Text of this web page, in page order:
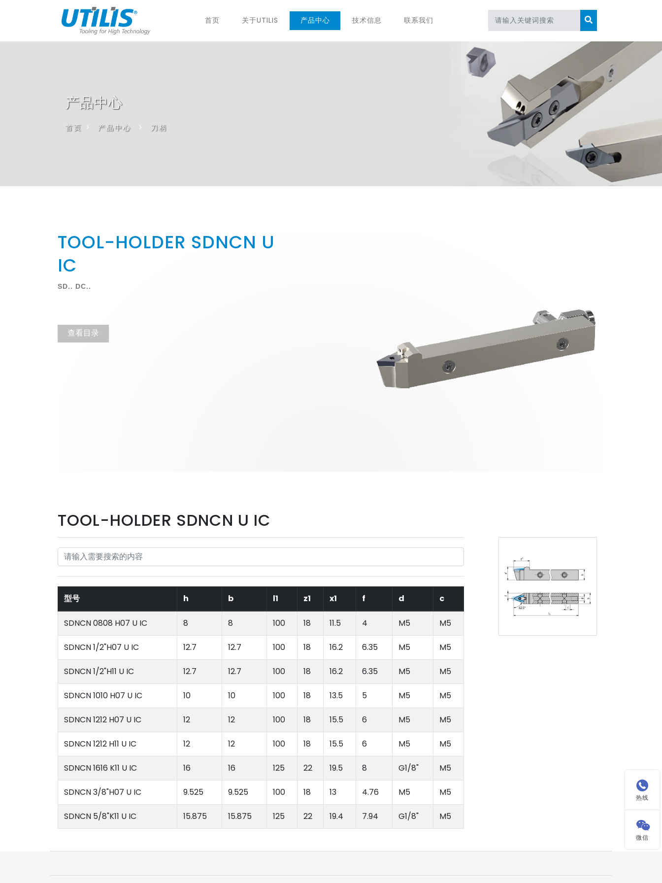
首页 关于UTILIS 产品中心 技术信息 联系我们
产品中心
首页 > 产品中心 > 刀柄
TOOL-HOLDER SDNCN U
IC
SD.. DC..
查看目录
TOOL-HOLDER SDNCN U IC
型号 h b l1 z1 x1 f d c
SDNCN 0808 H07 U IC 8 8 100 18 11.5 4 M5 M5
SDNCN 1/2"H07 U IC 12.7 12.7 100 18 16.2 6.35 M5 M5
SDNCN 1/2"H11 U IC 12.7 12.7 100 18 16.2 6.35 M5 M5
SDNCN 1010 H07 U IC 10 10 100 18 13.5 5 M5 M5
SDNCN 1212 H07 U IC 12 12 100 18 15.5 6 M5 M5
SDNCN 1212 H11 U IC 12 12 100 18 15.5 6 M5 M5
SDNCN 1616 K11 U IC 16 16 125 22 19.5 8 G1/8" M5
SDNCN 3/8"H07 U IC 9.525 9.525 100 18 13 4.76 M5 M5
SDNCN 5/8"K11 U IC 15.875 15.875 125 22 19.4 7.94 G1/8" M5

热线

微信